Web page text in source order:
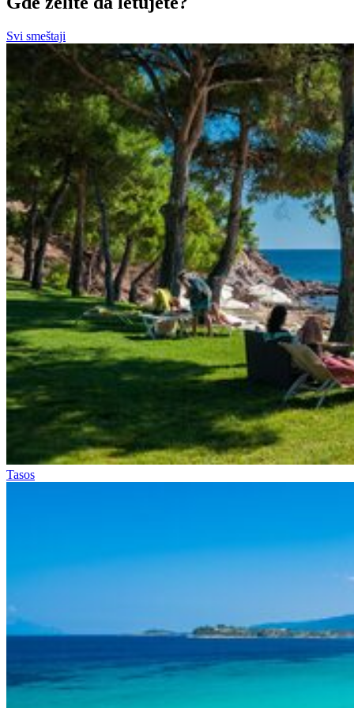
Svi smeštaji
Tasos